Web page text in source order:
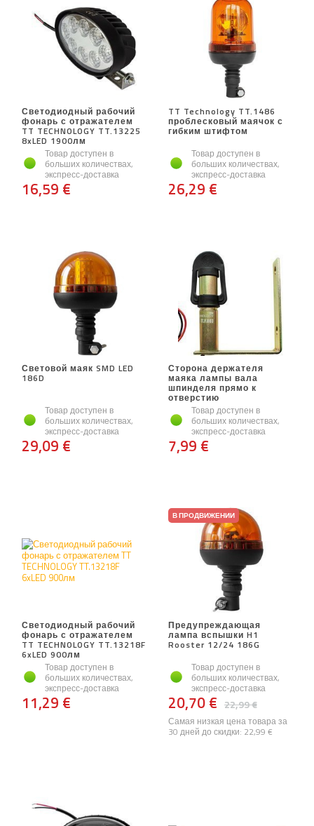
Светодиодный рабочий
фонарь с отражателем
TT TECHNOLOGY TT.13225
8xLED 1900лм
Товар доступен в
больших количествах,
экспресс-доставка
16,59 €
TT Technology TT.1486
проблесковый маячок с
гибким штифтом
Товар доступен в
больших количествах,
экспресс-доставка
26,29 €
Световой маяк SMD LED
186D
Товар доступен в
больших количествах,
экспресс-доставка
29,09 €
Сторона держателя
маяка лампы вала
шпинделя прямо к
отверстию
Товар доступен в
больших количествах,
экспресс-доставка
7,99 €
Светодиодный рабочий
фонарь с отражателем
TT TECHNOLOGY TT.13218F
6xLED 900лм
Товар доступен в
больших количествах,
экспресс-доставка
11,29 €
В ПРОДВИЖЕНИИ
Предупреждающая
лампа вспышки H1
Rooster 12/24 186G
Товар доступен в
больших количествах,
экспресс-доставка
22,99 €
20,70 €
Самая низкая цена товара за
30 дней до скидки: 22,99 €